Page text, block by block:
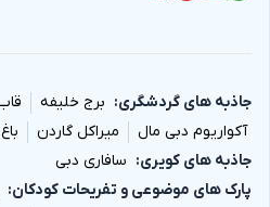
جاذبه های گردشگری برج خلیفه
آکواریوم دبی مال
میراکل گاردن
جاذبه های کویری
سافاری دبی
پارک های موضوعی و تفریحات کودکان